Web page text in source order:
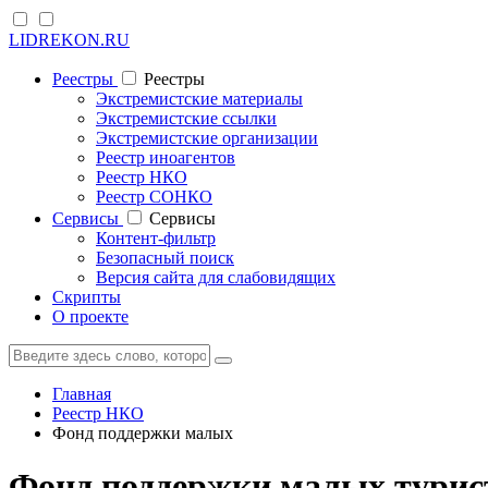
LIDREKON.RU
Реестры
Реестры
Экстремистские материалы
Экстремистские ссылки
Экстремистские организации
Реестр иноагентов
Реестр НКО
Реестр СОНКО
Cервисы
Cервисы
Контент-фильтр
Безопасный поиск
Версия сайта для слабовидящих
Скрипты
О проекте
Главная
Реестр НКО
Фонд поддержки малых